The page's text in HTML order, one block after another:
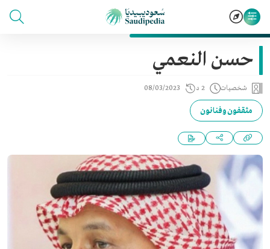
حسن النعمي
شخصيات 2 د 08/03/2023
مثقفون وفنانون